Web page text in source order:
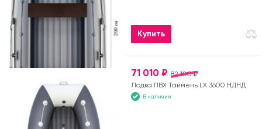
Купить
82 100 ₽
71 010 ₽
Лодка ПВХ Таймень LX 3600 НДНД
В наличии